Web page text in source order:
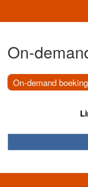
On-
On-demand